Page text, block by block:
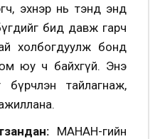
эхнэр нь тэнд энд
бид давж гарч
холбогдуулж бонд
юу ч байхгүй. Энэ
тайлагнаж,
МАНАН-гийн